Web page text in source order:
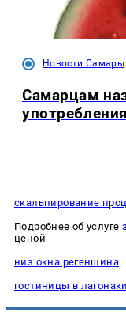
Новости Самары
Самарцам
скальпирование
Подробнее об услуге
ценой
низ окна регеншина
гостиницы в лагонаки